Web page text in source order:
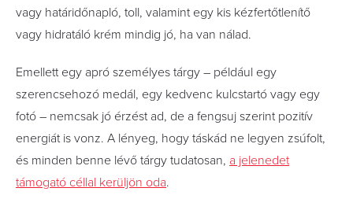
vagy határidőnapló, toll, valamint egy kis kézfertőtlenítő
vagy hidratáló krém mindig jó, ha van nálad.
Emellett egy apró személyes tárgy – például egy
szerencsehozó medál, egy kedvenc kulcstartó vagy egy
fotó – nemcsak jó érzést ad, de a fengsuj szerint pozitív
energiát is vonz. A lényeg, hogy táskád ne legyen zsúfolt,
és minden benne lévő tárgy tudatosan, a jelenedet
támogató céllal kerüljön oda.